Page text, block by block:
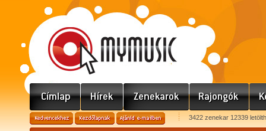
3422 zenekar 12339